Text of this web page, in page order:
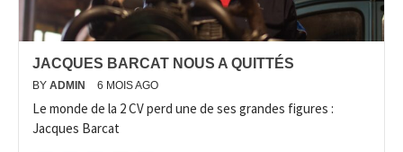
JACQUES BARCAT NOUS A QUITTÉS
BY ADMIN 6 MOIS AGO
Le monde de la 2 CV perd une de ses grandes figures :
Jacques Barcat